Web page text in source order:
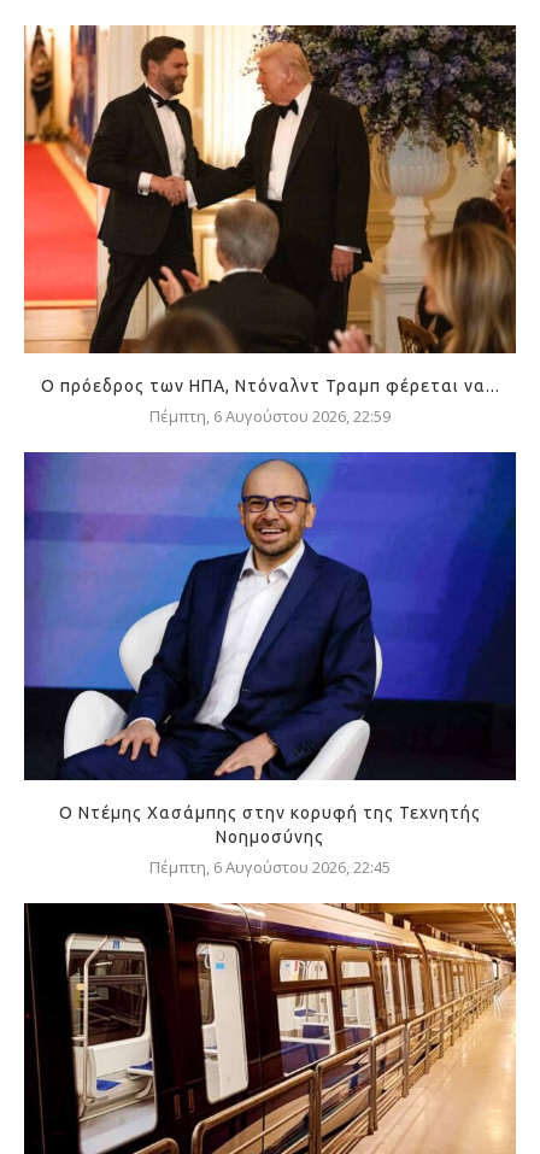
Ο πρόεδρος των ΗΠΑ, Ντόναλντ Τραμπ φέρεται να...
Πέμπτη, 6 Αυγούστου 2026, 22:59
Ο Ντέμης Χασάμπης στην κορυφή της Τεχνητής
Νοημοσύνης
Πέμπτη, 6 Αυγούστου 2026, 22:45